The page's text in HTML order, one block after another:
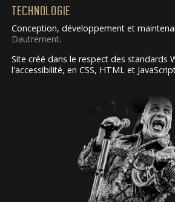
TECHNOLOGIE
Conception, développement et
Dautrement.
Site créé dans le respect des standards
l'accessibilité, en CSS, HTML et